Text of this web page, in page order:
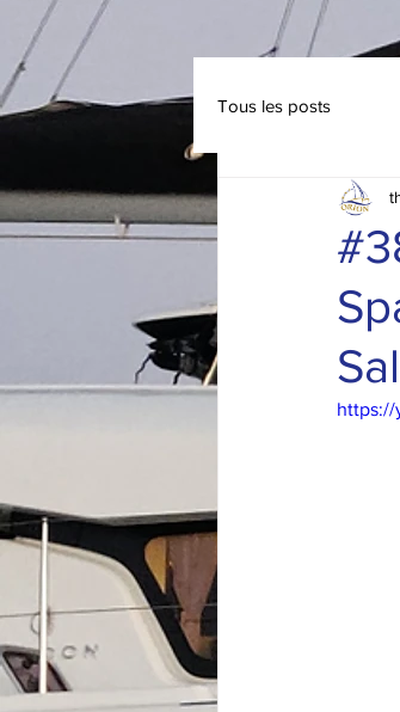
Tous les posts
https://